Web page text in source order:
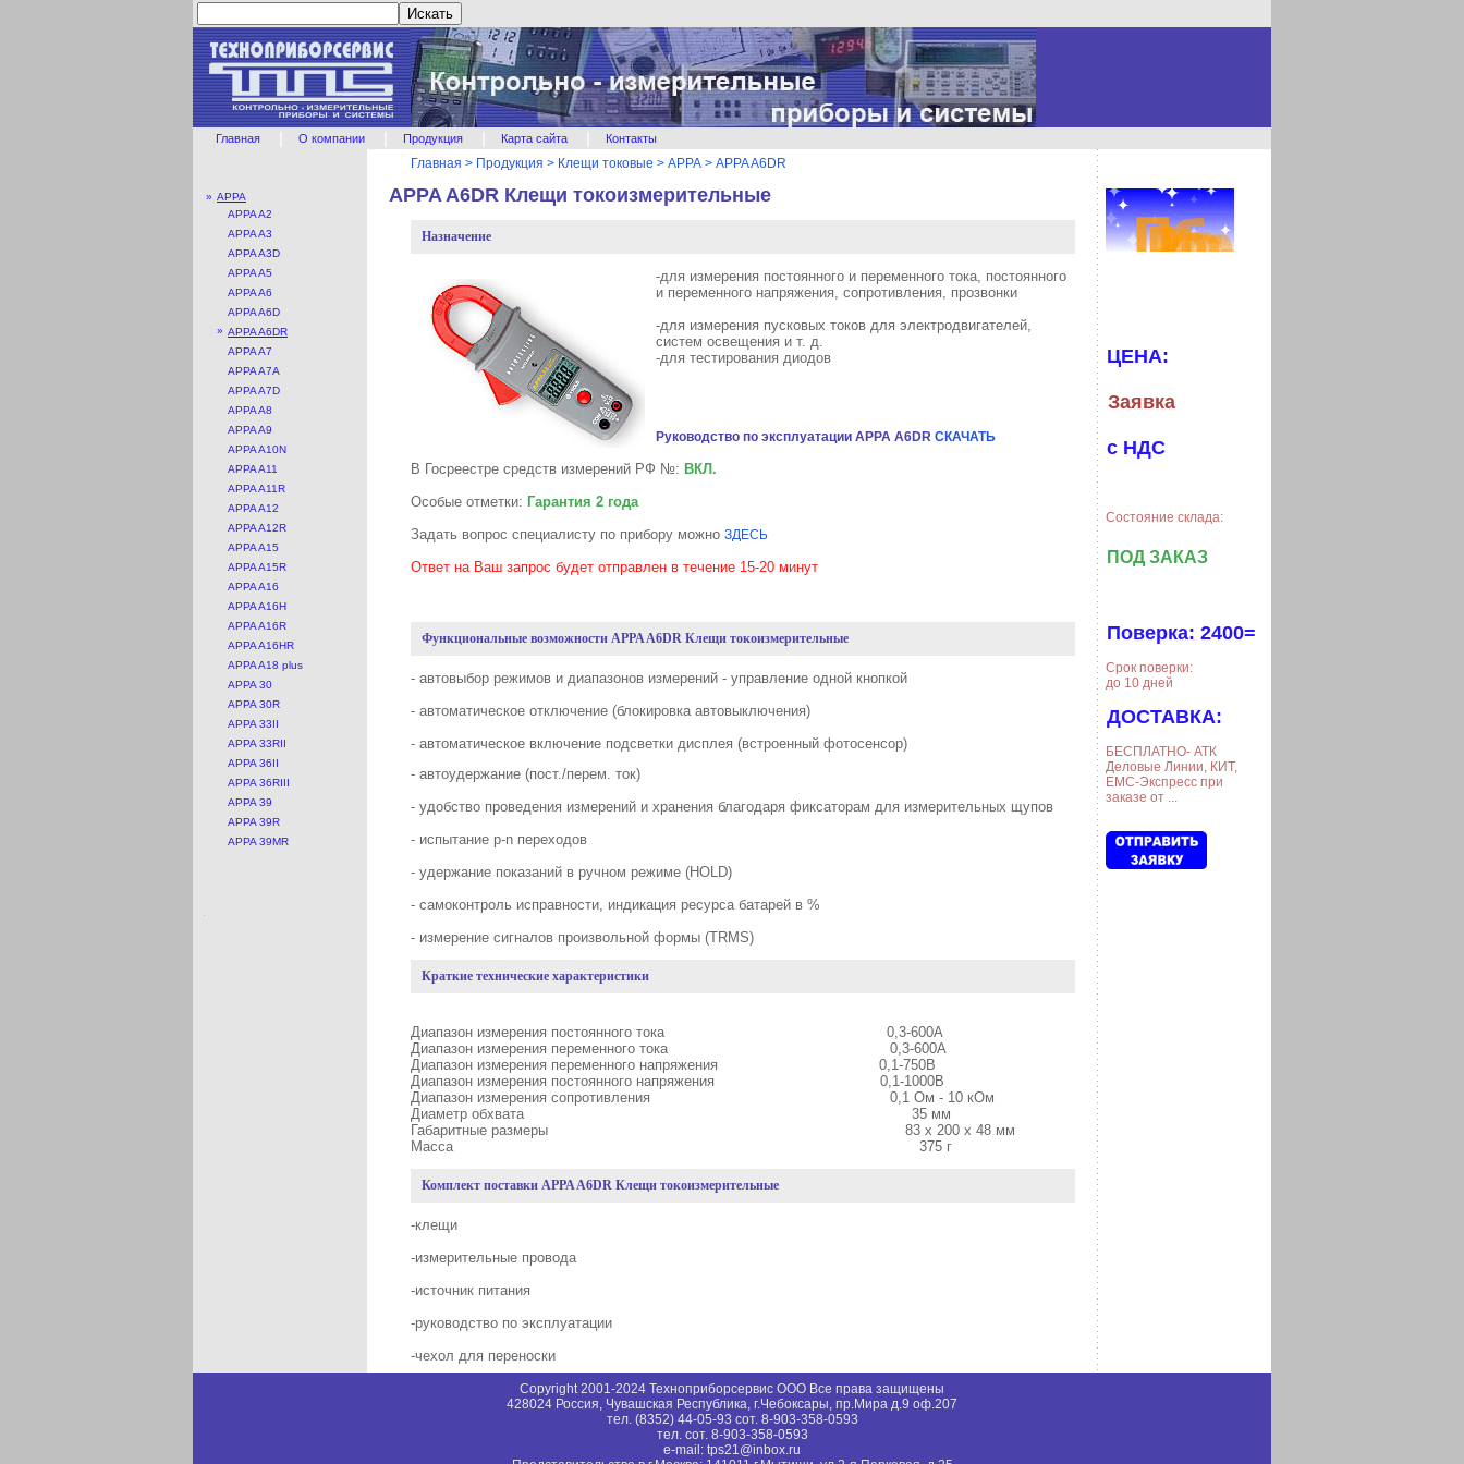
Главная О компании Продукция Карта сайта Контакты
» APPA
APPA A2
APPA A3
APPA A3D
APPA A5
APPA A6
APPA A6D
» APPA A6DR
APPA A7
APPA A7A
APPA A7D
APPA A8
APPA A9
APPA A10N
APPA A11
APPA A11R
APPA A12
APPA A12R
APPA A15
APPA A15R
APPA A16
APPA A16H
APPA A16R
APPA A16HR
APPA A18 plus
APPA 30
APPA 30R
APPA 33II
APPA 33RII
APPA 36II
APPA 36RIII
APPA 39
APPA 39R
APPA 39MR
Главная > Продукция > Клещи токовые > APPA > APPA A6DR
APPA A6DR Клещи токоизмерительные
Назначение
-для измерения постоянного и переменного тока, постоянного
и переменного напряжения, сопротивления, прозвонки
-для измерения пусковых токов для электродвигателей,
систем освещения и т. д.
-для тестирования диодов
Руководство по эксплуатации APPA A6DR СКАЧАТЬ
В Госреестре средств измерений РФ №: ВКЛ.
Особые отметки: Гарантия 2 года
Задать вопрос специалисту по прибору можно ЗДЕСЬ
Ответ на Ваш запрос будет отправлен в течение 15-20 минут
Функциональные возможности APPA A6DR Клещи токоизмерительные
- автовыбор режимов и диапазонов измерений - управление одной кнопкой
- автоматическое отключение (блокировка автовыключения)
- автоматическое включение подсветки дисплея (встроенный фотосенсор)
- автоудержание (пост./перем. ток)
- удобство проведения измерений и хранения благодаря фиксаторам для измерительных щупов
- испытание p-n переходов
- удержание показаний в ручном режиме (HOLD)
- самоконтроль исправности, индикация ресурса батарей в %
- измерение сигналов произвольной формы (TRMS)
Краткие технические характеристики
Диапазон измерения постоянного тока 0,3-600А
Диапазон измерения переменного тока 0,3-600А
Диапазон измерения переменного напряжения 0,1-750В
Диапазон измерения постоянного напряжения 0,1-1000В
Диапазон измерения сопротивления 0,1 Ом - 10 кОм
Диаметр обхвата 35 мм
Габаритные размеры 83 х 200 х 48 мм
Масса 375 г
Комплект поставки APPA A6DR Клещи токоизмерительные
-клещи
-измерительные провода
-источник питания
-руководство по эксплуатации
-чехол для переноски
ЦЕНА:
Заявка
с НДС
Состояние склада:
ПОД ЗАКАЗ
Поверка: 2400=
Срок поверки:
до 10 дней
ДОСТАВКА:
БЕСПЛАТНО- АТК
Деловые Линии, КИТ,
ЕМС-Экспресс при
заказе от ...
Copyright 2001-2024 Техноприборсервис ООО Все права защищены
428024 Россия, Чувашская Республика, г.Чебоксары, пр.Мира д.9 оф.207
тел. (8352) 44-05-93 сот. 8-903-358-0593
тел. сот. 8-903-358-0593
e-mail: tps21@inbox.ru